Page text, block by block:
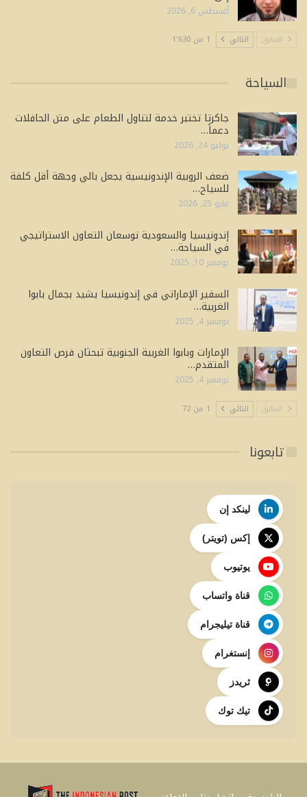
أغسطس 6, 2026
السابق التالي 1 من 1٬630
السياحة
جاكرتا تختبر خدمة لتناول الطعام على متن الحافلات
دعماً…
يوليو 24, 2026
ضعف الروبية الإندونيسية يجعل بالي وجهة أقل كلفة
للسياح…
مايو 25, 2026
إندونيسيا والسعودية توسعان التعاون الاستراتيجي
في السياحة…
نوفمبر 10, 2025
السفير الإماراتي في إندونيسيا يشيد بجمال بابوا
الغربية…
نوفمبر 4, 2025
الإمارات وبابوا الغربية الجنوبية تبحثان فرص التعاون
المتقدم…
نوفمبر 4, 2025
السابق التالي 1 من 72
تابعونا
لينكد إن
إكس (تويتر)
يوتيوب
قناة واتساب
قناة تيليجرام
إنستغرام
ثريدز
تيك توك